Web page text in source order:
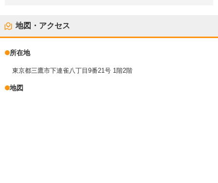
地図・アクセス
所在地
東京都三鷹市下連雀八丁目9番21号 1階2階
地図